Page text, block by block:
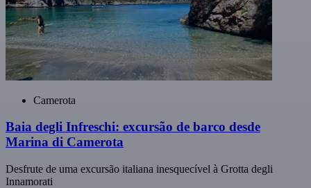
Camerota
Baia degli Infreschi: excursão de barco desde
Marina di Camerota
Desfrute de uma excursão italiana inesquecível à Grotta degli
Innamorati